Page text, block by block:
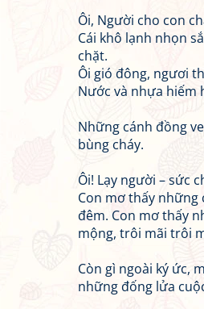
Ôi, Người cho con
Cái khô lạnh nhọn
chặt.
Ôi gió đông, ngươi
Nước và nhựa hiếm
Những cánh đồng
bùng cháy.
Ôi! Lạy người – sức
Con mơ thấy
đêm. Con mơ thấy
mộng, trôi mãi trôi
Còn gì ngoài ký ức,
những đống lửa